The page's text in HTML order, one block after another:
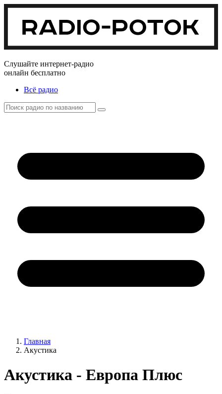
Слушайте интернет-радио
онлайн бесплатно
Всё радио
Главная
Акустика
Акустика - Европа Плюс